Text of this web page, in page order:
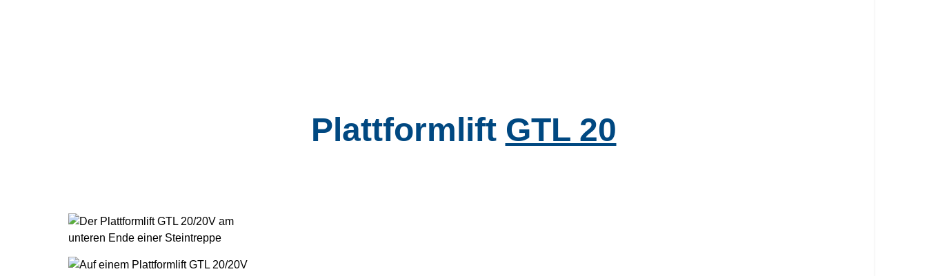
Plattformlift GTL 20